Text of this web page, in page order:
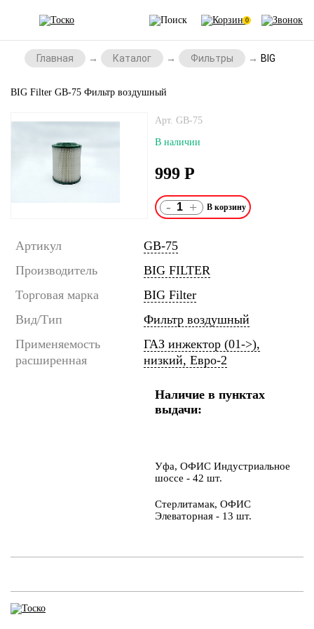
0
Главная Каталог Фильтры BIG Filter
BIG Filter GB-75 Фильтр воздушный
Арт. GB-75
В наличии
999 Р
- +
Артикул
GB-75
Производитель
BIG FILTER
Торговая марка
BIG Filter
Вид/Тип
Фильтр воздушный
Применяемость
расширенная
ГАЗ инжектор (01->),
низкий, Евро-2
Наличие в пунктах
выдачи:
Уфа, ОФИС Индустриальное
шоссе - 42 шт.
Стерлитамак, ОФИС
Элеваторная - 13 шт.